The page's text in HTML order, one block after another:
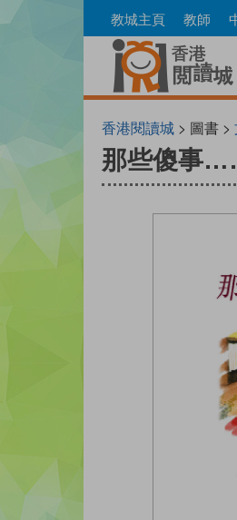
to
教城主頁 教師
香港閱讀城> 圖書 >
那些傻事